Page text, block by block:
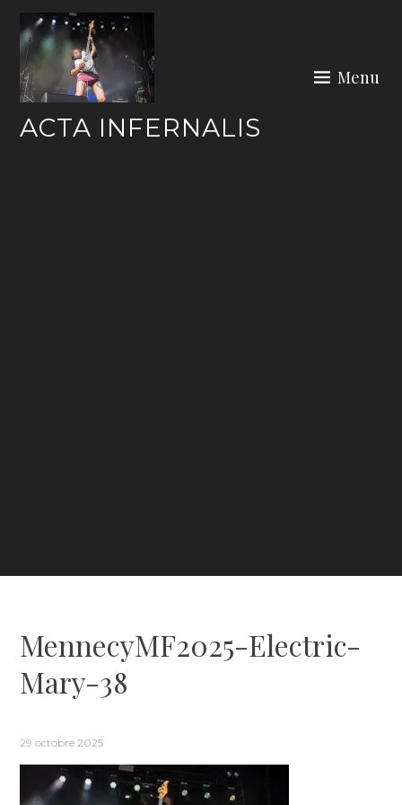
content
ACTA INFERNALIS
Menu
MennecyMF2025-Electric-
Mary-38
29 octobre 2025